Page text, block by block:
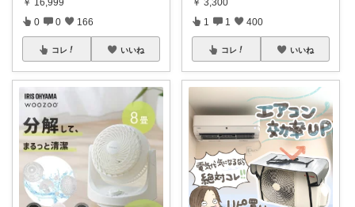
0 0 166
コレ いいね
1 1 400
コレ いいね